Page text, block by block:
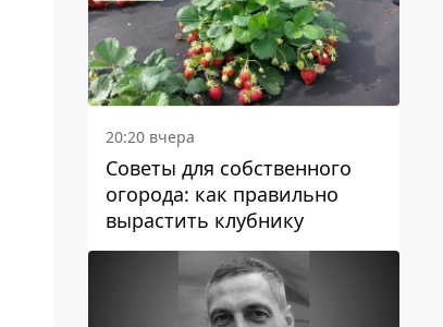
20:20 вчера
Советы для собственного
огорода: как правильно
вырастить клубнику